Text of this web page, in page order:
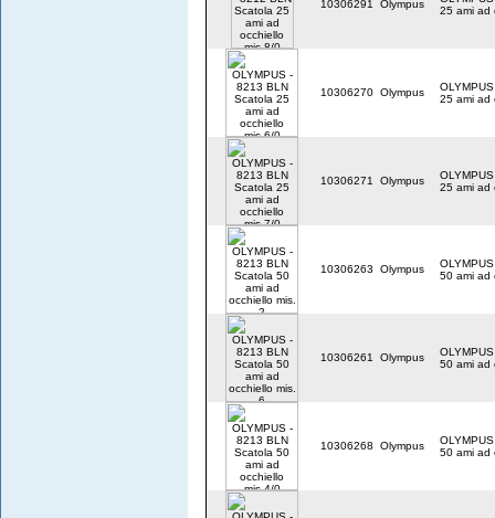
10306291 Olympus
25 ami ad
10306270 Olympus
25 ami ad
10306271 Olympus
25 ami ad
10306263 Olympus
50 ami ad
10306261 Olympus
50 ami ad
10306268 Olympus
50 ami ad